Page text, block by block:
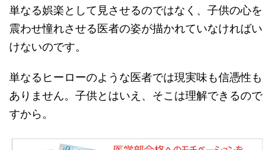
単なる娯楽として見させるのではなく、子供の心を
震わせ憧れさせる医者の姿が描かれていなければい
けないのです。
単なるヒーローのような医者では現実味も信憑性も
ありません。子供とはいえ、そこは理解できるので
すから。